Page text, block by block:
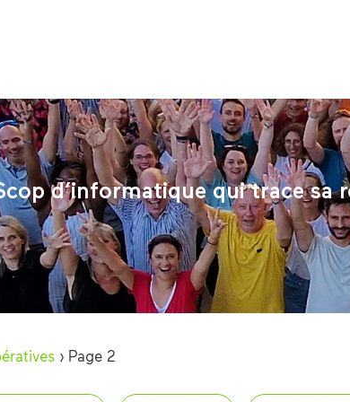
d’informatique qui trace
› Page 2